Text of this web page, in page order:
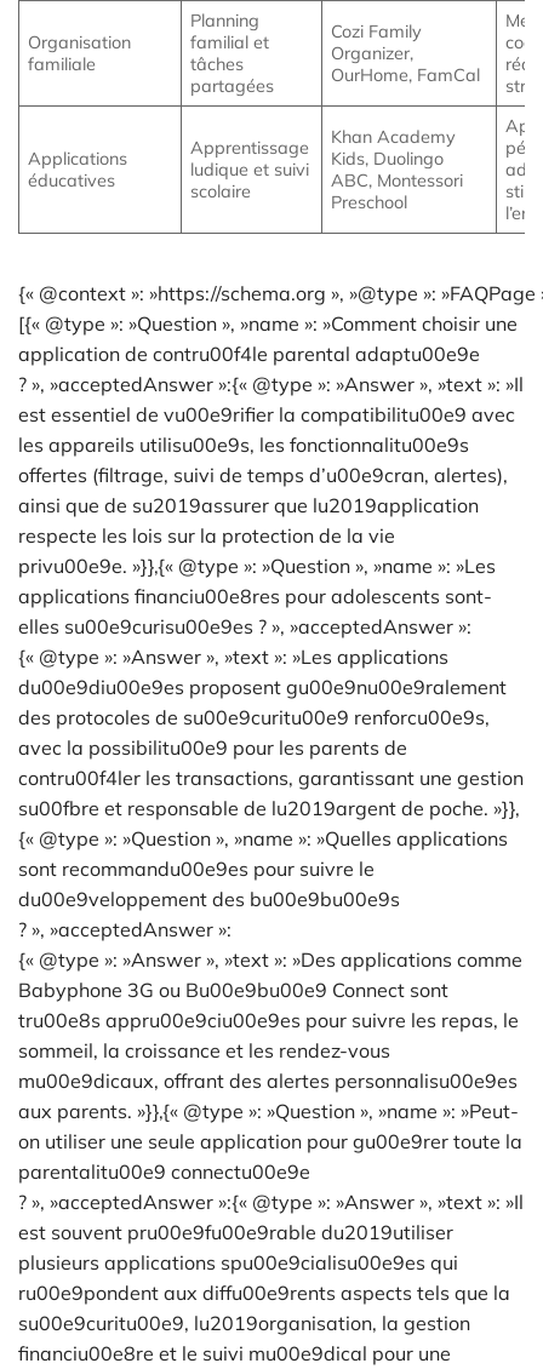
Organisation
familiale
Planning
familial et
tâches
partagées
Cozi Family
Organizer,
OurHome, FamCal
Applications
éducatives
Apprentissage
ludique et suivi
scolaire
Khan Academy
Kids, Duolingo
ABC, Montessori
Preschool
{« @context »: »https://schema.org », »@type »: »FAQPage
[{« @type »: »Question », »name »: »Comment choisir une
application de contru00f4le parental adaptu00e9e
? », »acceptedAnswer »:{« @type »: »Answer », »text »: »Il
est essentiel de vu00e9rifier la compatibilitu00e9 avec
les appareils utilisu00e9s, les fonctionnalitu00e9s
offertes (filtrage, suivi de temps d’u00e9cran, alertes),
ainsi que de su2019assurer que lu2019application
respecte les lois sur la protection de la vie
privu00e9e. »}},{« @type »: »Question », »name »: »Les
applications financiu00e8res pour adolescents sont-
elles su00e9curisu00e9es ? », »acceptedAnswer »:
{« @type »: »Answer », »text »: »Les applications
du00e9diu00e9es proposent gu00e9nu00e9ralement
des protocoles de su00e9curitu00e9 renforcu00e9s,
avec la possibilitu00e9 pour les parents de
contru00f4ler les transactions, garantissant une gestion
su00fbre et responsable de lu2019argent de poche. »}},
{« @type »: »Question », »name »: »Quelles applications
sont recommandu00e9es pour suivre le
du00e9veloppement des bu00e9bu00e9s
? », »acceptedAnswer »:
{« @type »: »Answer », »text »: »Des applications comme
Babyphone 3G ou Bu00e9bu00e9 Connect sont
tru00e8s appru00e9ciu00e9es pour suivre les repas, le
sommeil, la croissance et les rendez-vous
mu00e9dicaux, offrant des alertes personnalisu00e9es
aux parents. »}},{« @type »: »Question », »name »: »Peut-
on utiliser une seule application pour gu00e9rer toute la
parentalitu00e9 connectu00e9e
? », »acceptedAnswer »:{« @type »: »Answer », »text »: »Il
est souvent pru00e9fu00e9rable du2019utiliser
plusieurs applications spu00e9cialisu00e9es qui
ru00e9pondent aux diffu00e9rents aspects tels que la
su00e9curitu00e9, lu2019organisation, la gestion
financiu00e8re et le suivi mu00e9dical pour une